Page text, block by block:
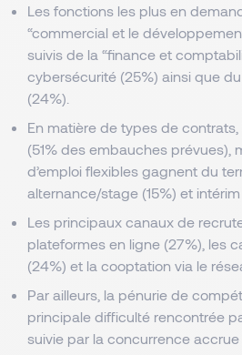
Les fonctions les plus en
“commercial et le
suivis de la “finance et
cybersécurité (25%) ainsi que
(24%).
En matière de types de
(51% des embauches prévues),
d’emploi flexibles gagnent du
alternance/stage (15%) et intérim
Les principaux canaux de
plateformes en ligne (27%), les
(24%) et la cooptation via le
Par ailleurs, la pénurie de
principale difficulté rencontrée
suivie par la concurrence